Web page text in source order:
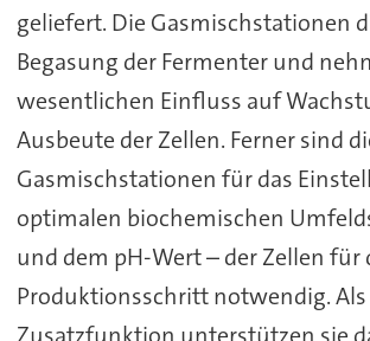
geliefert. Die Gasmischstationen
Begasung der Fermenter und
wesentlichen Einfluss auf
Ausbeute der Zellen. Ferner sind
Gasmischstationen für das
optimalen biochemischen
und dem pH-Wert – der Zellen für
Produktionsschritt notwendig. Als
Zusatzfunktion unterstützen sie